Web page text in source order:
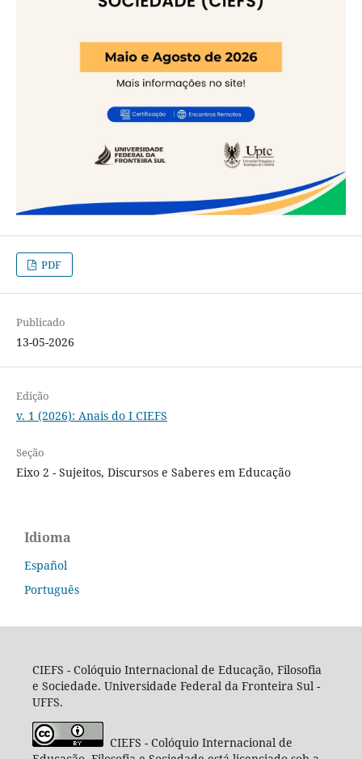
PDF
Publicado
13-05-2026
Edição
v. 1 (2026): Anais do I CIEFS
Seção
Eixo 2 - Sujeitos, Discursos e Saberes em Educação
Idioma
Español
Português
CIEFS - Colóquio Internacional de Educação, Filosofia
e Sociedade. Universidade Federal da Fronteira Sul -
UFFS.
CIEFS - Colóquio Internacional de